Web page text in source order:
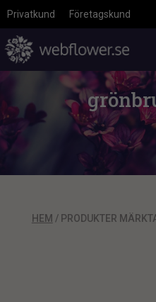
Privatkund Företagskund
HEM / PRODUKTER